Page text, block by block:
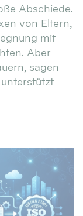
Abschiede.
von Eltern,
mit
Aber
sagen